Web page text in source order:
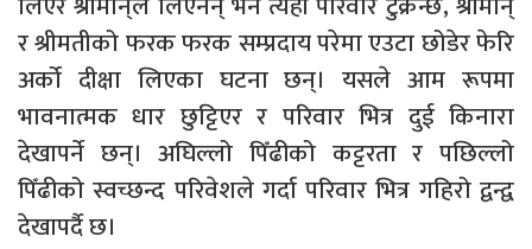
र श्रीमतीको फरक फरक सम्प्रदाय परेमा एउटा छोडेर फेरि
अर्को दीक्षा लिएका घटना छन्। यसले आम रूपमा
भावनात्मक धार छुट्टिएर र परिवार भित्र दुई किनारा
देखापर्ने छन्। अघिल्लो पिँढीको कट्टरता र पछिल्लो
पिँढीको स्वच्छन्द परिवेशले गर्दा परिवार भित्र गहिरो द्वन्द्व
देखापर्दै छ।